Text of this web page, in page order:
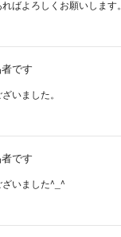
ばよろしくお願いします。
です
いました。
です
いました^_^